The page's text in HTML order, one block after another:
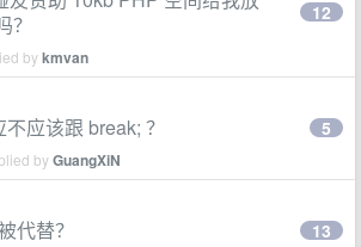
？
bykmvan
12
应该跟 break; ？
byGuangXiN
5
代替？ 13